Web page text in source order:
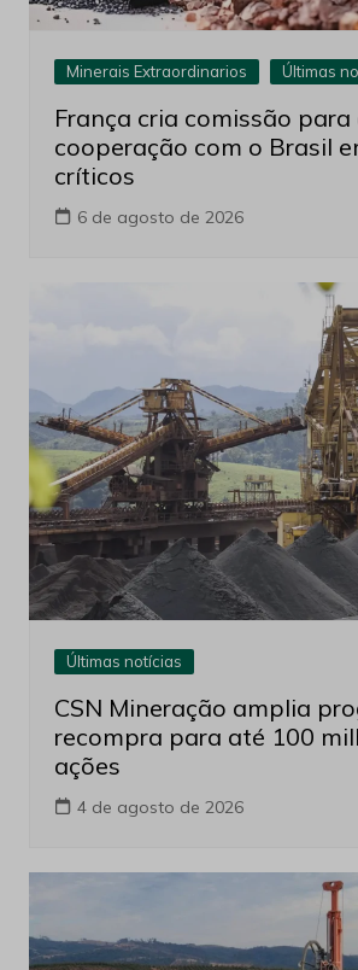
Minerais Extraordinarios Últimas
França cria comissão
cooperação com o Brasil
críticos
6 de agosto de 2026
Últimas notícias
CSN Mineração amplia
recompra para até 100
ações
4 de agosto de 2026